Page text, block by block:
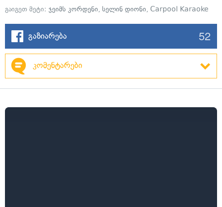
გაიგეთ მეტი: ჯეიმს კორდენი, სელინ დიონი, Carpool Karaoke
გაზიარება 52
კომენტარები